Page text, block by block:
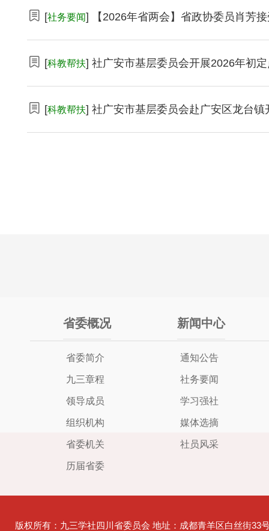
[社务要闻] 【2026年省两会】省政协委员肖芳
[科教帮扶] 社广安市基层委员会开展2026年初
[科教帮扶] 社广安市基层委员会赴广安区龙台镇
省委概况
省委简介
九三章程
领导成员
组织机构
省委机关
历届省委
新闻中心
通知公告
社务要闻
学习强社
媒体选摘
社员风采
版权所有：九三学社四川省委员会 地址：成都青羊区白丝街33